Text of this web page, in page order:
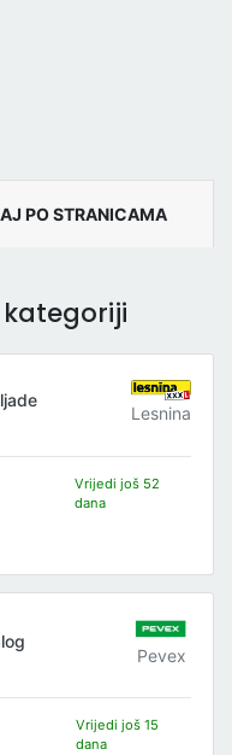
PO STRANICAMA
Lesnina
Vrijedi još 52
dana
Pevex
Vrijedi još 15
dana